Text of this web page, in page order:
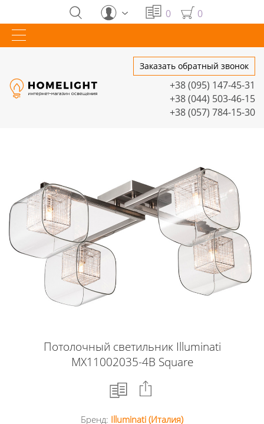
0 0
Заказать обратный звонок
+38 (095) 147-45-31
+38 (044) 503-46-15
+38 (057) 784-15-30
Потолочный светильник Illuminati
MX11002035-4B Square
Бренд: Illuminati (Италия)